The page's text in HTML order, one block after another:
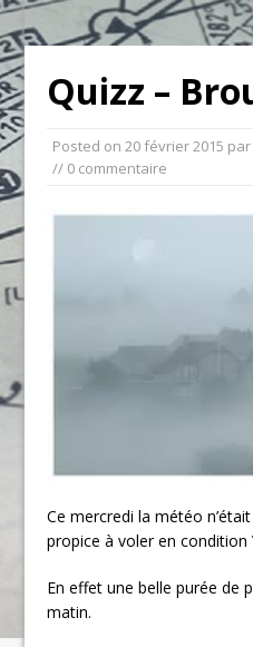
Quizz –
Posted on20 février 2015 par
// 0 commentaire
Ce mercredi la météo
propice à voler en condition
En effet une belle purée de
matin.